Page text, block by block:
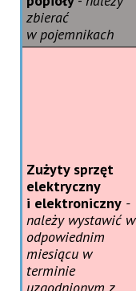
zbierać
w pojemnikach
Zużyty sprzęt
elektryczny
i elektroniczny -
należy wystawić w
odpowiednim
miesiącu w
terminie